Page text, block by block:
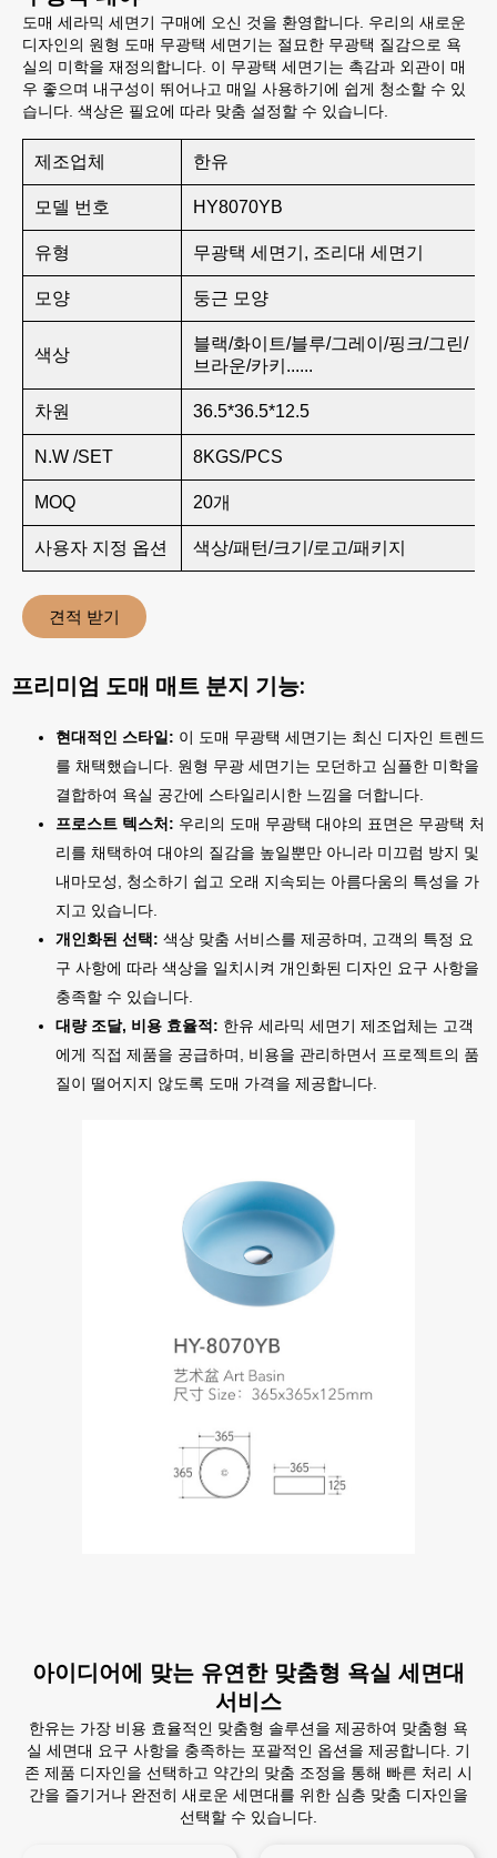
도매 세라믹 세면기 구매에 오신 것을 환영합니다. 우리의 새로운
디자인의 원형 도매 무광택 세면기는 절묘한 무광택 질감으로 욕
실의 미학을 재정의합니다. 이 무광택 세면기는 촉감과 외관이 매
우 좋으며 내구성이 뛰어나고 매일 사용하기에 쉽게 청소할 수 있
습니다. 색상은 필요에 따라 맞춤 설정할 수 있습니다.
제조업체 한유
모델 번호 HY8070YB
유형 무광택 세면기, 조리대 세면기
모양 둥근 모양
색상
블랙/화이트/블루/그레이/핑크/그린/
브라운/카키......
차원 36.5*36.5*12.5
N.W /SET 8KGS/PCS
MOQ 20개
사용자 지정 옵션 색상/패턴/크기/로고/패키지
견적 받기
프리미엄 도매 매트 분지 기능:
현대적인 스타일: 이 도매 무광택 세면기는 최신 디자인 트렌드
를 채택했습니다. 원형 무광 세면기는 모던하고 심플한 미학을
결합하여 욕실 공간에 스타일리시한 느낌을 더합니다.
프로스트 텍스처: 우리의 도매 무광택 대야의 표면은 무광택 처
리를 채택하여 대야의 질감을 높일뿐만 아니라 미끄럼 방지 및
내마모성, 청소하기 쉽고 오래 지속되는 아름다움의 특성을 가
지고 있습니다.
개인화된 선택: 색상 맞춤 서비스를 제공하며, 고객의 특정 요
구 사항에 따라 색상을 일치시켜 개인화된 디자인 요구 사항을
충족할 수 있습니다.
대량 조달, 비용 효율적: 한유 세라믹 세면기 제조업체는 고객
에게 직접 제품을 공급하며, 비용을 관리하면서 프로젝트의 품
질이 떨어지지 않도록 도매 가격을 제공합니다.
아이디어에 맞는 유연한 맞춤형 욕실 세면대
서비스
한유는 가장 비용 효율적인 맞춤형 솔루션을 제공하여 맞춤형 욕
실 세면대 요구 사항을 충족하는 포괄적인 옵션을 제공합니다. 기
존 제품 디자인을 선택하고 약간의 맞춤 조정을 통해 빠른 처리 시
간을 즐기거나 완전히 새로운 세면대를 위한 심층 맞춤 디자인을
선택할 수 있습니다.